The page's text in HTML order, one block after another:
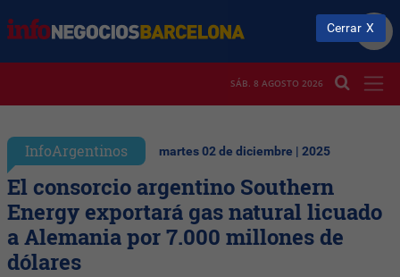
SÁB. 8 AGOSTO 2026
InfoArgentinos martes 02 de diciembre | 2025
El consorcio argentino Southern
Energy exportará gas natural licuado
a Alemania por 7.000 millones de
dólares
Cerrar